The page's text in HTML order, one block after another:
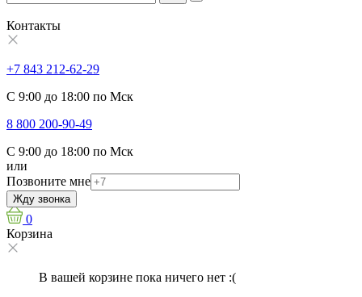
Контакты
+7 843 212-62-29
С 9:00 до 18:00 по Мск
8 800 200-90-49
С 9:00 до 18:00 по Мск
или
Позвоните мне
Жду звонка
0
Корзина
В вашей корзине пока ничего нет :(